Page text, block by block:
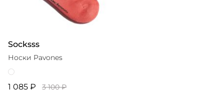
Socksss
Носки Pavones
1 085 ₽ 3 100 ₽